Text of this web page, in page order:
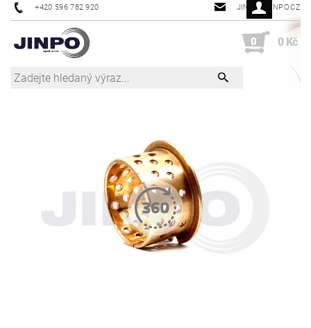
+420 596 782 920 JINPO@JINPO.CZ
0 0 Kč